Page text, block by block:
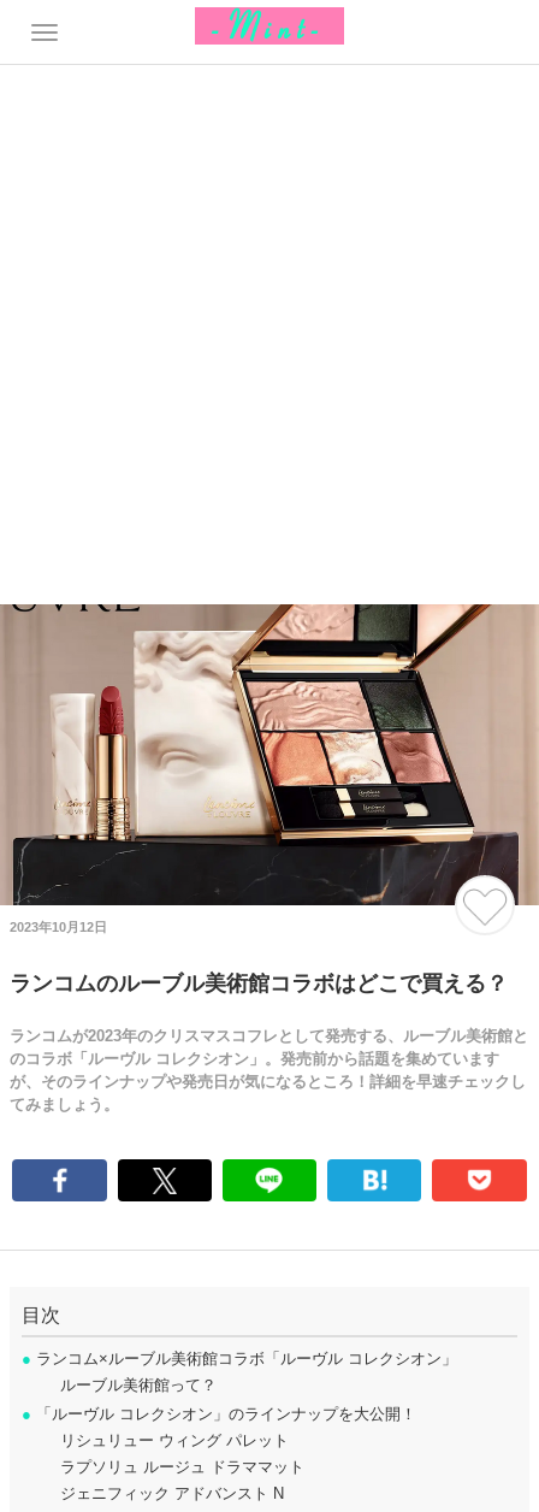
2023年10月12日
ランコムのルーブル美術館コラボはどこで買える？
ランコムが2023年のクリスマスコフレとして発売する、ルーブル美術館と
のコラボ「ルーヴル コレクシオン」。発売前から話題を集めています
が、そのラインナップや発売日が気になるところ！詳細を早速チェックし
てみましょう。
目次
● ランコム×ルーブル美術館コラボ「ルーヴル コレクシオン」
ルーブル美術館って？
● 「ルーヴル コレクシオン」のラインナップを大公開！
リシュリュー ウィング パレット
ラプソリュ ルージュ ドラママット
ジェニフィック アドバンスト N